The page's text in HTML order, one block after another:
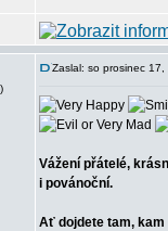
Zaslal: so prosinec
Vážení přátelé,
i povánoční.
Ať dojdete tam,